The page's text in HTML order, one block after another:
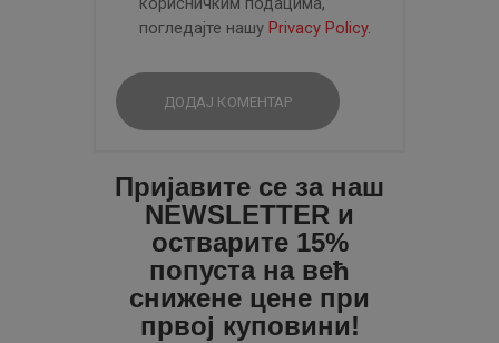
погледајте нашу Privacy Policy.
Пријавите се за наш
NEWSLETTER и
остварите 15%
попуста на већ
снижене цене при
првој куповини!